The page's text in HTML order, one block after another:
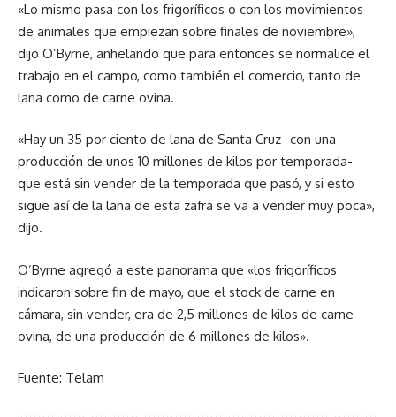
«Lo mismo pasa con los frigoríficos o con los movimientos
de animales que empiezan sobre finales de noviembre»,
dijo O’Byrne, anhelando que para entonces se normalice el
trabajo en el campo, como también el comercio, tanto de
lana como de carne ovina.
«Hay un 35 por ciento de lana de Santa Cruz -con una
producción de unos 10 millones de kilos por temporada-
que está sin vender de la temporada que pasó, y si esto
sigue así de la lana de esta zafra se va a vender muy poca»,
dijo.
O’Byrne agregó a este panorama que «los frigoríficos
indicaron sobre fin de mayo, que el stock de carne en
cámara, sin vender, era de 2,5 millones de kilos de carne
ovina, de una producción de 6 millones de kilos».
Fuente: Telam